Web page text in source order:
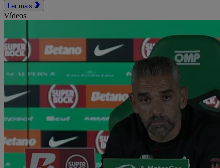
Ler mais
Vídeos